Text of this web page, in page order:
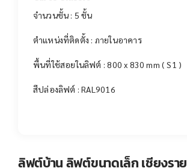
จำนวนชั้น : 5 ชั้น
ตำแหน่งที่ติดตั้ง : ภายในอาคาร
พื้นที่ใช้สอยในลิฟต์ : 800 x 830 mm ( S1 )
สีปล่องลิฟต์ : RAL9016
ลิฟต์บ้าน ลิฟต์ขนาดเล็ก เชียงราย